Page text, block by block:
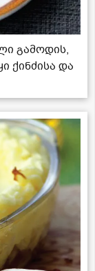
გამოდის,
ქინძისა და